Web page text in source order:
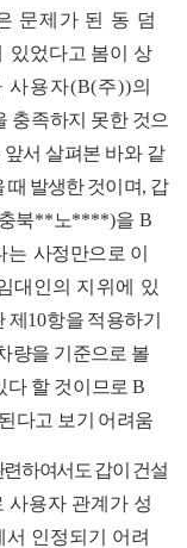
문제가 된 동 덤
있었다고 봄이 상
사용자(B(주))의
충족하지 못한 것으
서 살펴본 바와 같
때 발생한 것이며, 갑
북** 노****)을 B
는 사정만으로 이
대인의 지위에
있
제 10항을 적용하기
량을 기준으로 볼
다 할 것이므로B
다고 보기 어려움
하여서도 갑이 건설
사용자 관계가 성
인정되기 어려